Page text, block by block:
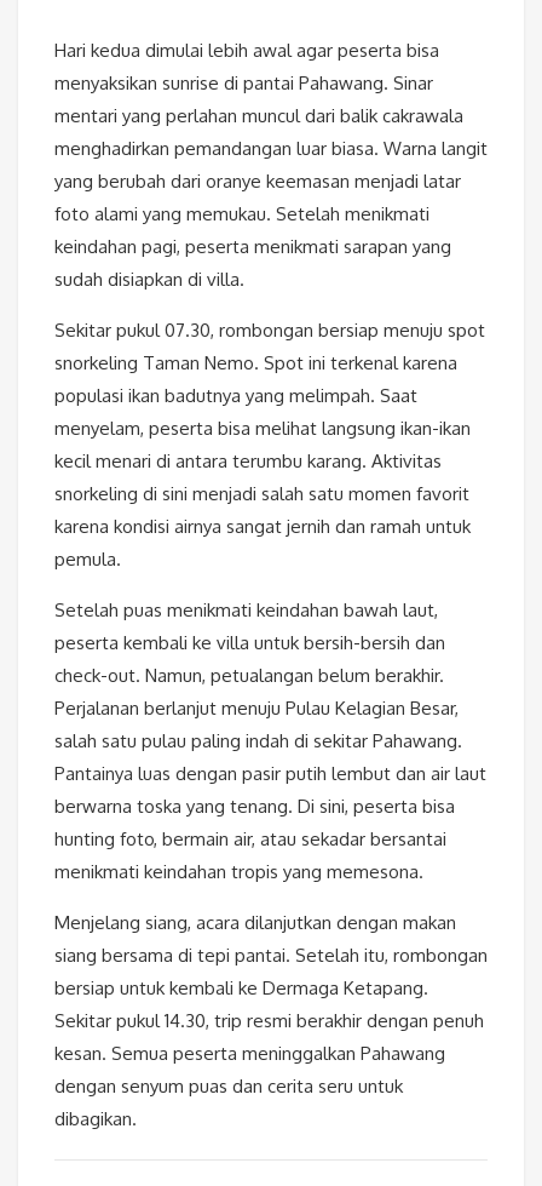
Hari kedua dimulai lebih awal agar peserta bisa
menyaksikan sunrise di pantai Pahawang. Sinar
mentari yang perlahan muncul dari balik cakrawala
menghadirkan pemandangan luar biasa. Warna langit
yang berubah dari oranye keemasan menjadi latar
foto alami yang memukau. Setelah menikmati
keindahan pagi, peserta menikmati sarapan yang
sudah disiapkan di villa.
Sekitar pukul 07.30, rombongan bersiap menuju spot
snorkeling Taman Nemo. Spot ini terkenal karena
populasi ikan badutnya yang melimpah. Saat
menyelam, peserta bisa melihat langsung ikan-ikan
kecil menari di antara terumbu karang. Aktivitas
snorkeling di sini menjadi salah satu momen favorit
karena kondisi airnya sangat jernih dan ramah untuk
pemula.
Setelah puas menikmati keindahan bawah laut,
peserta kembali ke villa untuk bersih-bersih dan
check-out. Namun, petualangan belum berakhir.
Perjalanan berlanjut menuju Pulau Kelagian Besar,
salah satu pulau paling indah di sekitar Pahawang.
Pantainya luas dengan pasir putih lembut dan air laut
berwarna toska yang tenang. Di sini, peserta bisa
hunting foto, bermain air, atau sekadar bersantai
menikmati keindahan tropis yang memesona.
Menjelang siang, acara dilanjutkan dengan makan
siang bersama di tepi pantai. Setelah itu, rombongan
bersiap untuk kembali ke Dermaga Ketapang.
Sekitar pukul 14.30, trip resmi berakhir dengan penuh
kesan. Semua peserta meninggalkan Pahawang
dengan senyum puas dan cerita seru untuk
dibagikan.